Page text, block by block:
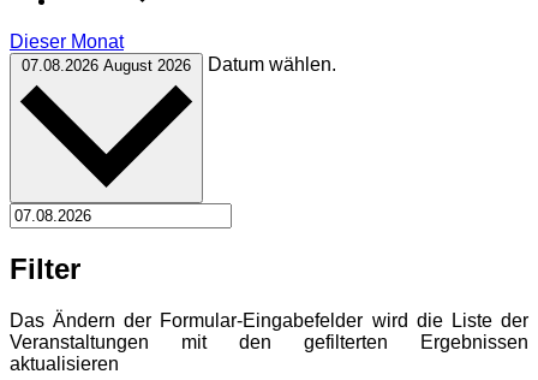
Dieser Monat
07.08.2026 August 2026 Datum wählen.
Filter
Das Ändern der Formular-Eingabefelder wird die Liste der
Veranstaltungen mit den gefilterten Ergebnissen
aktualisieren